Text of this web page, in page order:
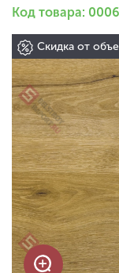
Код товара:
Скидка от